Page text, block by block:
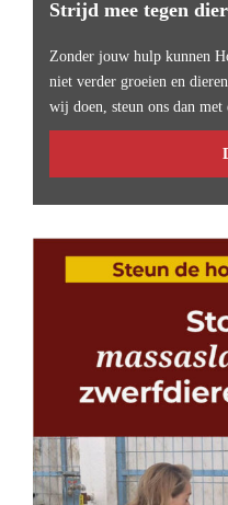
Strijd mee tegen
Zonder jouw hulp kunnen
niet verder groeien en
wij doen, steun ons dan met